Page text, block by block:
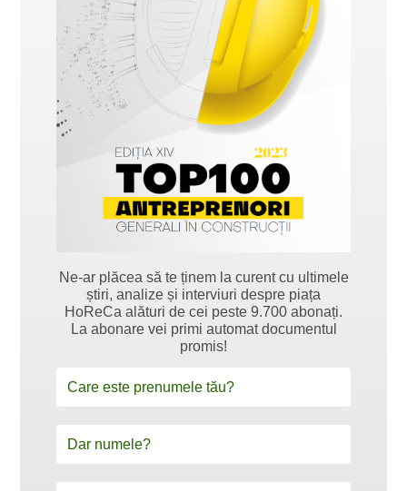
Ne-ar plăcea să te ținem la curent cu ultimele
știri, analize și interviuri despre piața
HoReCa alături de cei peste 9.700 abonați.
La abonare vei primi automat documentul
promis!